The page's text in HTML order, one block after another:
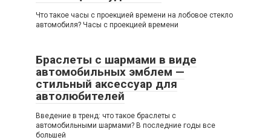
Что такое часы с проекцией времени на лобовое стекло
автомобиля? Часы с проекцией времени
Браслеты с шармами в виде
автомобильных эмблем —
стильный аксессуар для
автолюбителей
Введение в тренд: что такое браслеты с
автомобильными шармами? В последние годы все
большей